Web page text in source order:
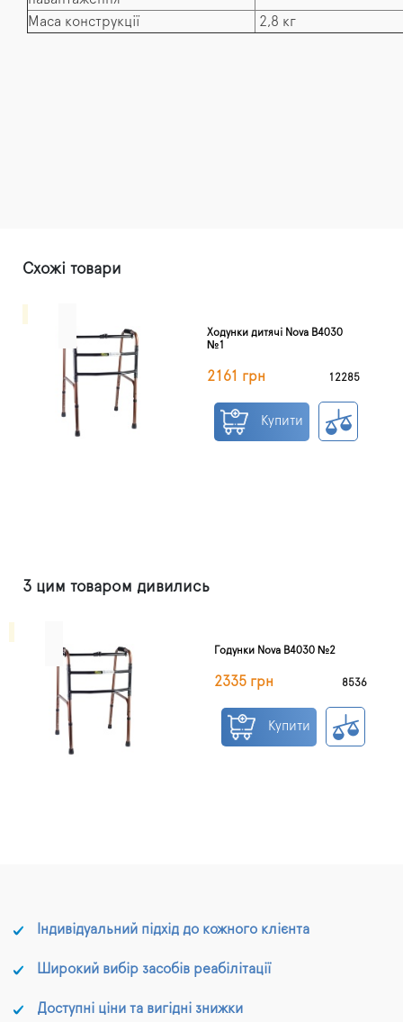
Маса конструкції
2,8 кг
Схожі товари
Ходунки дитячі Nova B4030
№1
2161 грн 12285
Купити
З цим товаром дивились
Годунки Nova B4030 №2
2335 грн 8536
Купити
Індивідуальний підхід до кожного клієнта
Широкий вибір засобів реабілітації
Доступні ціни та вигідні знижки